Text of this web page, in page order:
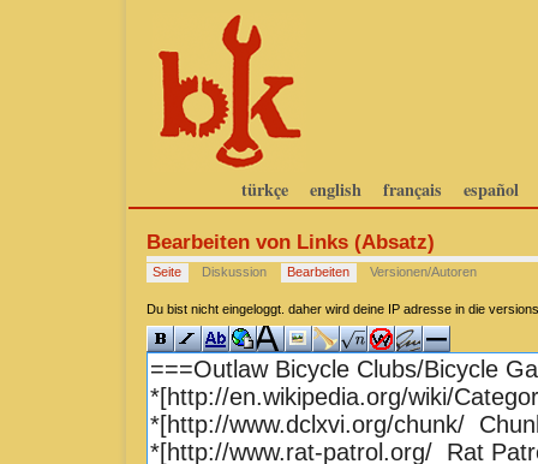
türkçe english français español
Bearbeiten von Links (Absatz)
Seite Diskussion Bearbeiten Versionen/Autoren
Du bist nicht eingeloggt. daher wird deine IP adresse in die